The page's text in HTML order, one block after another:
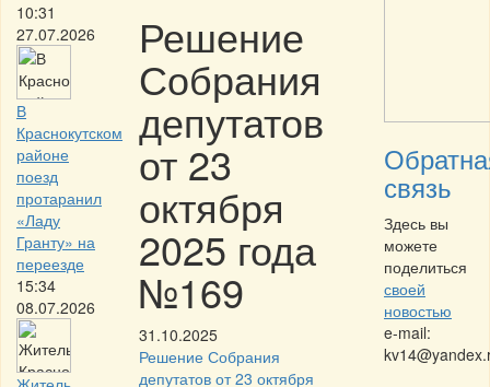
10:31
27.07.2026
В
Краснокутском
районе
поезд
протаранил
«Ладу
Гранту» на
переезде
15:34
08.07.2026
Решение
Собрания
депутатов
от 23
октября
2025 года
№169
31.10.2025
Решение Собрания
депутатов от 23 октября
связь
Здесь вы
можете
поделиться
своей
новостью
e-mail: